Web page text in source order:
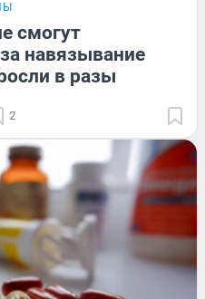
смогут
навязывание
в разы
2